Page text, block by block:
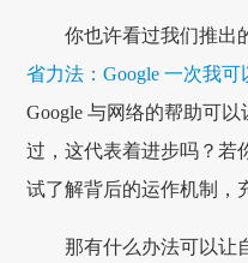
你也许看过我们推出
省力法：Google 一次我可
Google 与网络的帮助可
过，这代表着进步吗？若
试了解背后的运作机制，
那有什么办法可以让